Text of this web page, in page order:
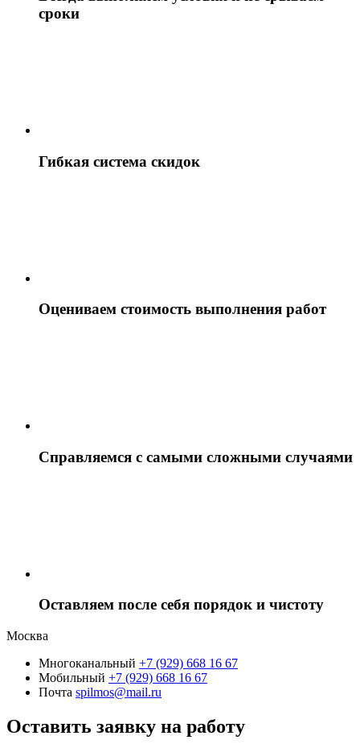
сроки
Гибкая система скидок
Оцениваем стоимость выполнения работ
Справляемся с самыми сложными случаями
Оставляем после себя порядок и чистоту
Москва
Многоканальный +7 (929) 668 16 67
Мобильный +7 (929) 668 16 67
Почта spilmos@mail.ru
Оставить заявку на работу